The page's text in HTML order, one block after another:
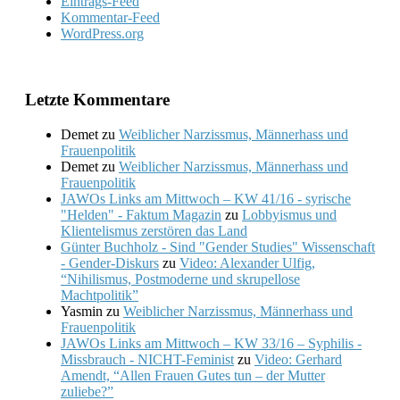
Kommentar-Feed
WordPress.org
Letzte Kommentare
Demet zu Weiblicher Narzissmus, Männerhass und
Frauenpolitik
Demet zu Weiblicher Narzissmus, Männerhass und
Frauenpolitik
JAWOs Links am Mittwoch – KW 41/16 - syrische
"Helden" - Faktum Magazin zu Lobbyismus und
Klientelismus zerstören das Land
Günter Buchholz - Sind "Gender Studies" Wissenschaft
- Gender-Diskurs zu Video: Alexander Ulfig,
“Nihilismus, Postmoderne und skrupellose
Machtpolitik”
Yasmin zu Weiblicher Narzissmus, Männerhass und
Frauenpolitik
JAWOs Links am Mittwoch – KW 33/16 – Syphilis -
Missbrauch - NICHT-Feminist zu Video: Gerhard
Amendt, “Allen Frauen Gutes tun – der Mutter
zuliebe?”